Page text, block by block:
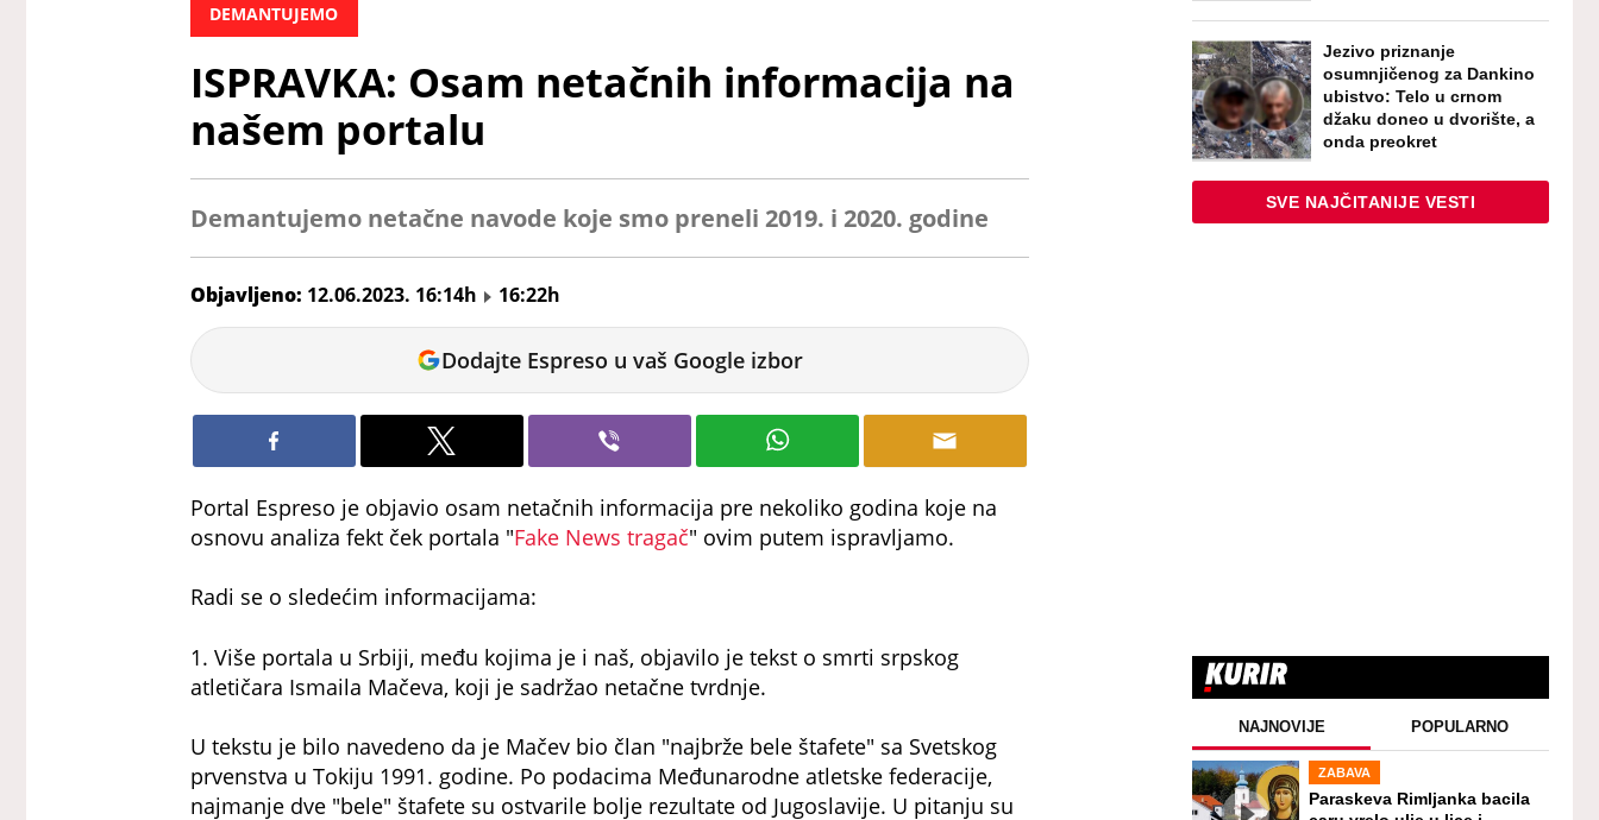
DEMANTUJEMO
ISPRAVKA: Osam netačnih informacija na
našem portalu
Demantujemo netačne navode koje smo preneli 2019. i 2020. godine
Objavljeno: 12.06.2023. 16:14h
16:22h
Vladimir
Šuster
Dodajte Espreso u vaš Google izbor
Portal Espreso je objavio osam netačnih informacija pre nekoliko godina koje na
osnovu analiza fekt ček portala "Fake News tragač" ovim putem ispravljamo.
Radi se o sledećim informacijama:
1. Više portala u Srbiji, među kojima je i naš, objavilo je tekst o smrti srpskog
atletičara Ismaila Mačeva, koji je sadržao netačne tvrdnje.
U tekstu je bilo navedeno da je Mačev bio član "najbrže bele štafete" sa Svetskog
prvenstva u Tokiju 1991. godine. Po podacima Međunarodne atletske federacije,
najmanje dve "bele" štafete su ostvarile bolje rezultate od Jugoslavije. U pitanju su
Jezivo priznanje
osumnjičenog za Dankino
ubistvo: Telo u crnom
džaku doneo u dvorište, a
onda preokret
SVE NAJČITANIJE VESTI
NAJNOVIJE POPULARNO
ZABAVA
Paraskeva Rimljanka bacila